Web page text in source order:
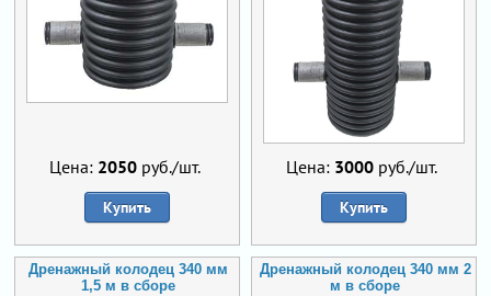
Цена: 2050руб./шт.
Купить
Цена: 3000руб./шт.
Купить
Дренажный колодец 340 мм
1,5 м в сборе
Дренажный колодец 340 мм 2
м в сборе